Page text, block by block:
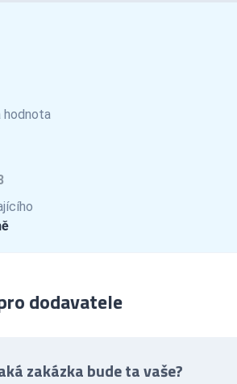
hodnota
dodavatele
zakázka bude ta vaše?